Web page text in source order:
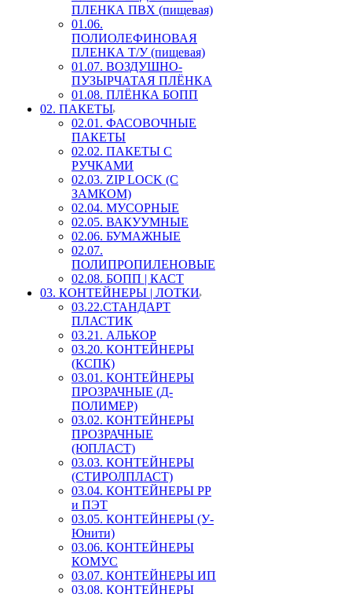
ПЛЕНКА ПВХ (пищевая)
01.06.
ПОЛИОЛЕФИНОВАЯ
ПЛЕНКА Т/У (пищевая)
01.07. ВОЗДУШНО-
ПУЗЫРЧАТАЯ ПЛЁНКА
01.08. ПЛЁНКА БОПП
02. ПАКЕТЫ
02.01. ФАСОВОЧНЫЕ
ПАКЕТЫ
02.02. ПАКЕТЫ С
РУЧКАМИ
02.03. ZIP LOСK (С
ЗАМКОМ)
02.04. МУСОРНЫЕ
02.05. ВАКУУМНЫЕ
02.06. БУМАЖНЫЕ
02.07.
ПОЛИПРОПИЛЕНОВЫЕ
02.08. БОПП | КАСТ
03. КОНТЕЙНЕРЫ | ЛОТКИ
03.22.СТАНДАРТ
ПЛАСТИК
03.21. АЛЬКОР
03.20. КОНТЕЙНЕРЫ
(КСПК)
03.01. КОНТЕЙНЕРЫ
ПРОЗРАЧНЫЕ (Д-
ПОЛИМЕР)
03.02. КОНТЕЙНЕРЫ
ПРОЗРАЧНЫЕ
(ЮПЛАСТ)
03.03. КОНТЕЙНЕРЫ
(СТИРОЛПЛАСТ)
03.04. КОНТЕЙНЕРЫ РР
и ПЭТ
03.05. КОНТЕЙНЕРЫ (У-
Юнити)
03.06. КОНТЕЙНЕРЫ
КОМУС
03.07. КОНТЕЙНЕРЫ ИП
03.08. КОНТЕЙНЕРЫ